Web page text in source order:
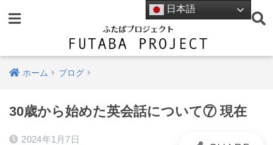
ホーム ブログ
30歳から始めた英会話について⑦ 現在
2024年1月7日
日本語